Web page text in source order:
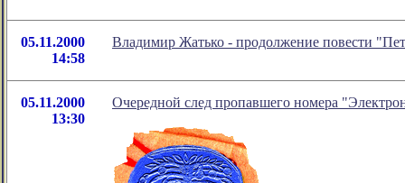
05.11.2000
14:58
Владимир Жатько - продолжение повести
05.11.2000
13:30
Очередной след пропавшего номера